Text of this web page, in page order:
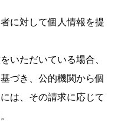
に対して個人情報を提
いただいている場合、
づき、公的機関から個
は、その請求に応じて